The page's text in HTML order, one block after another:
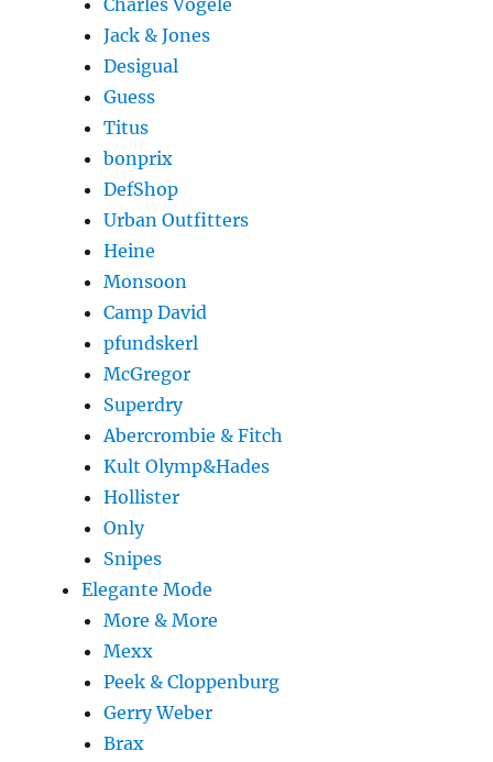
Charles Vögele
Jack & Jones
Desigual
Guess
Titus
bonprix
DefShop
Urban Outfitters
Heine
Monsoon
Camp David
pfundskerl
McGregor
Superdry
Abercrombie & Fitch
Kult Olymp&Hades
Hollister
Only
Snipes
Elegante Mode
More & More
Mexx
Peek & Cloppenburg
Gerry Weber
Brax